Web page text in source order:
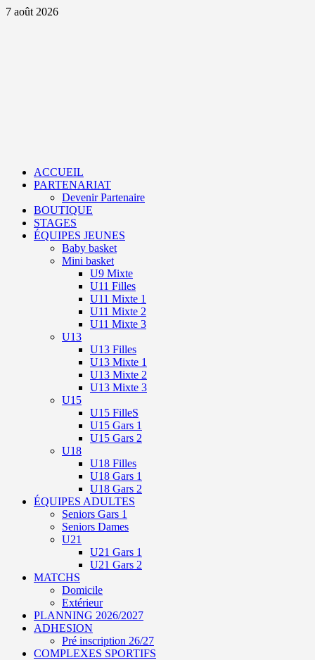
Aller
7 août 2026
ACCUEIL
PARTENARIAT
Devenir Partenaire
BOUTIQUE
STAGES
ÉQUIPES JEUNES
Baby basket
Mini basket
U9 Mixte
U11 Filles
U11 Mixte 1
U11 Mixte 2
U11 Mixte 3
U13
U13 Filles
U13 Mixte 1
U13 Mixte 2
U13 Mixte 3
U15
U15 FilleS
U15 Gars 1
U15 Gars 2
U18
U18 Filles
U18 Gars 1
U18 Gars 2
ÉQUIPES ADULTES
Seniors Gars 1
Seniors Dames
U21
U21 Gars 1
U21 Gars 2
MATCHS
Domicile
Extérieur
PLANNING 2026/2027
ADHESION
Pré inscription 26/27
COMPLEXES SPORTIFS